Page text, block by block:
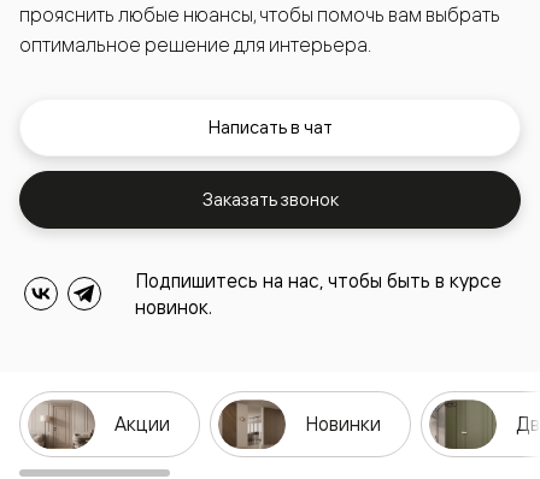
прояснить любые нюансы, чтобы помочь вам выбрать
оптимальное решение для интерьера.
Написать в чат
Заказать звонок
Подпишитесь на нас, чтобы быть в курсе
новинок.
Акции Новинки